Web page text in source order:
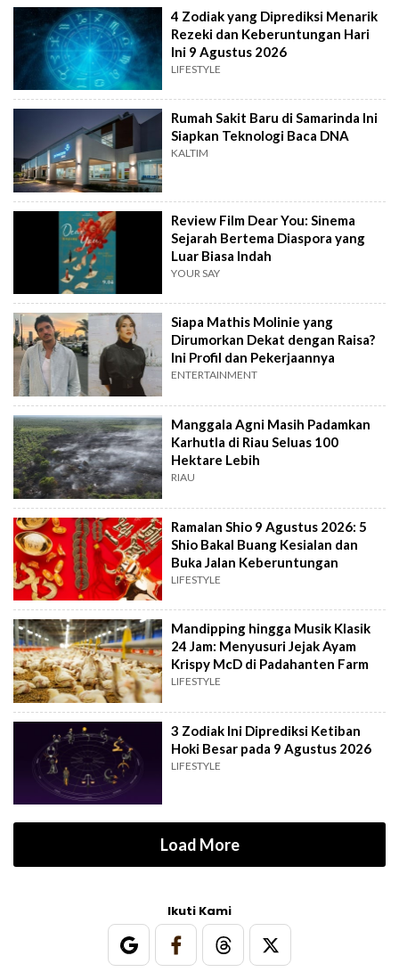
4 Zodiak yang Diprediksi Menarik
Rezeki dan Keberuntungan Hari
Ini 9 Agustus 2026
LIFESTYLE
Rumah Sakit Baru di Samarinda Ini
Siapkan Teknologi Baca DNA
KALTIM
Review Film Dear You: Sinema
Sejarah Bertema Diaspora yang
Luar Biasa Indah
YOUR SAY
Siapa Mathis Molinie yang
Dirumorkan Dekat dengan Raisa?
Ini Profil dan Pekerjaannya
ENTERTAINMENT
Manggala Agni Masih Padamkan
Karhutla di Riau Seluas 100
Hektare Lebih
RIAU
Ramalan Shio 9 Agustus 2026: 5
Shio Bakal Buang Kesialan dan
Buka Jalan Keberuntungan
LIFESTYLE
Mandipping hingga Musik Klasik
24 Jam: Menyusuri Jejak Ayam
Krispy McD di Padahanten Farm
LIFESTYLE
3 Zodiak Ini Diprediksi Ketiban
Hoki Besar pada 9 Agustus 2026
LIFESTYLE
Load More
Ikuti Kami